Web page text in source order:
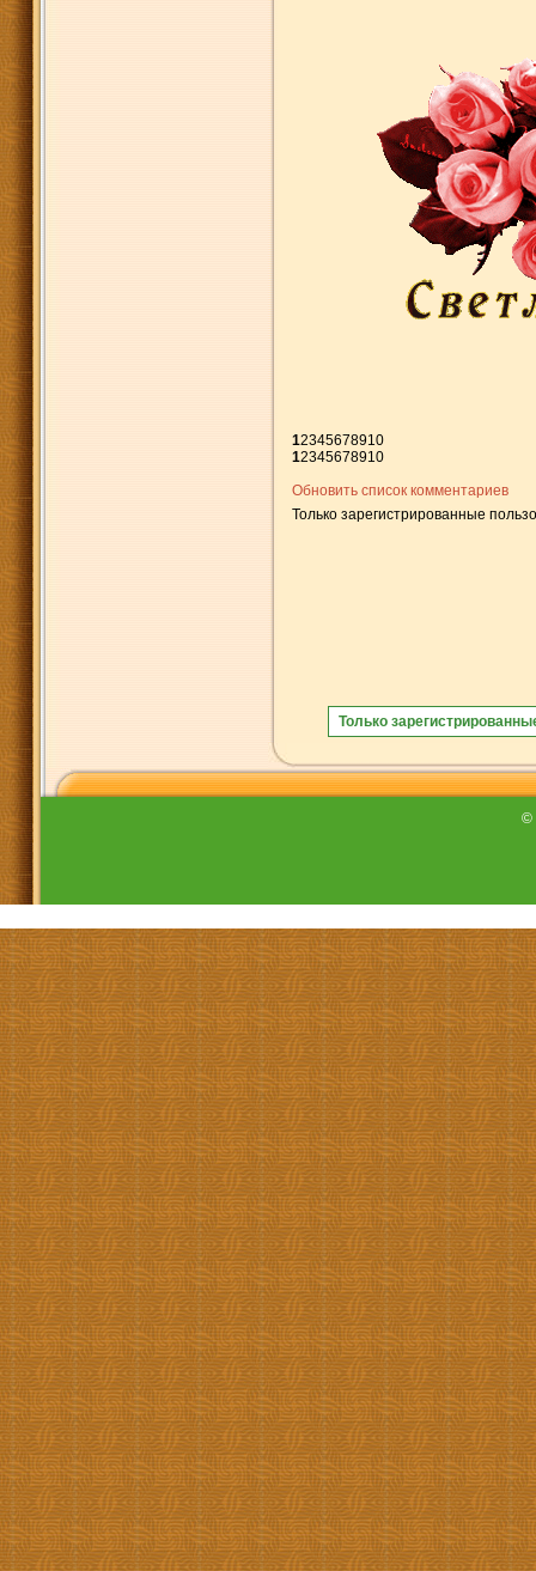
12345678910
12345678910
Обновить список комментариев
Только зарегистрированные
Только
©